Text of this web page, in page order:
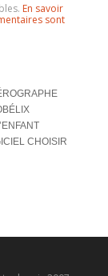
En savoir
sont
CHOISIR